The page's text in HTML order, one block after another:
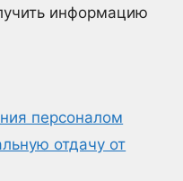
информацию
персоналом
отдачу от